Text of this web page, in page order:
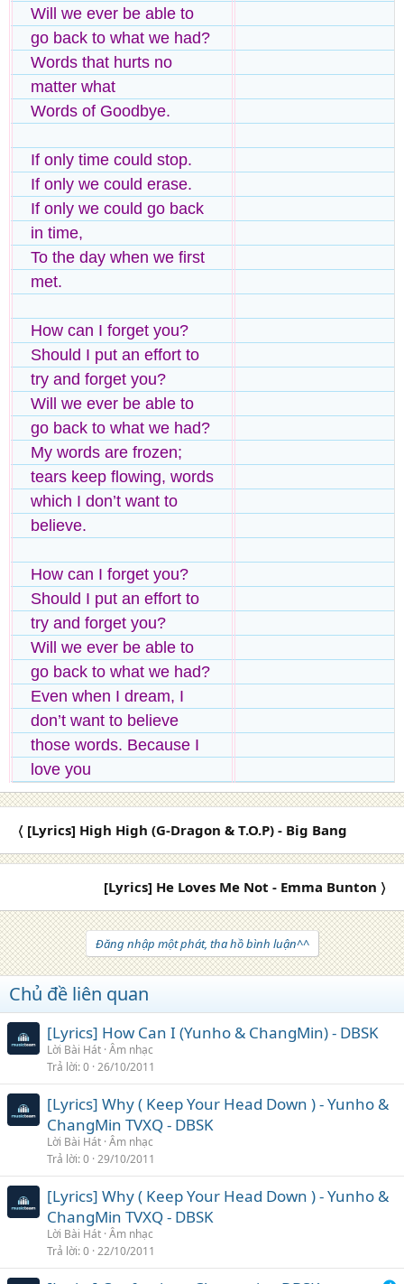
Will we ever be able to
go back to what we had?
Words that hurts no
matter what
Words of Goodbye.
If only time could stop.
If only we could erase.
If only we could go back
in time,
To the day when we first
met.
How can I forget you?
Should I put an effort to
try and forget you?
Will we ever be able to
go back to what we had?
My words are frozen;
tears keep flowing, words
which I don’t want to
believe.
How can I forget you?
Should I put an effort to
try and forget you?
Will we ever be able to
go back to what we had?
Even when I dream, I
don’t want to believe
those words. Because I
love you
〈 [Lyrics] High High (G-Dragon & T.O.P) - Big Bang
[Lyrics] He Loves Me Not - Emma Bunton 〉
Đăng nhập một phát, tha hồ bình luận^^
Chủ đề liên quan
[Lyrics] How Can I (Yunho & ChangMin) - DBSK
Lời Bài Hát Âm nhạc
Trả lời 0 26/10/2011
[Lyrics] Why ( Keep Your Head Down ) - Yunho &
ChangMin TVXQ - DBSK
Lời Bài Hát Âm nhạc
Trả lời 0 29/10/2011
[Lyrics] Why ( Keep Your Head Down ) - Yunho &
ChangMin TVXQ - DBSK
Lời Bài Hát Âm nhạc
Trả lời 0 22/10/2011